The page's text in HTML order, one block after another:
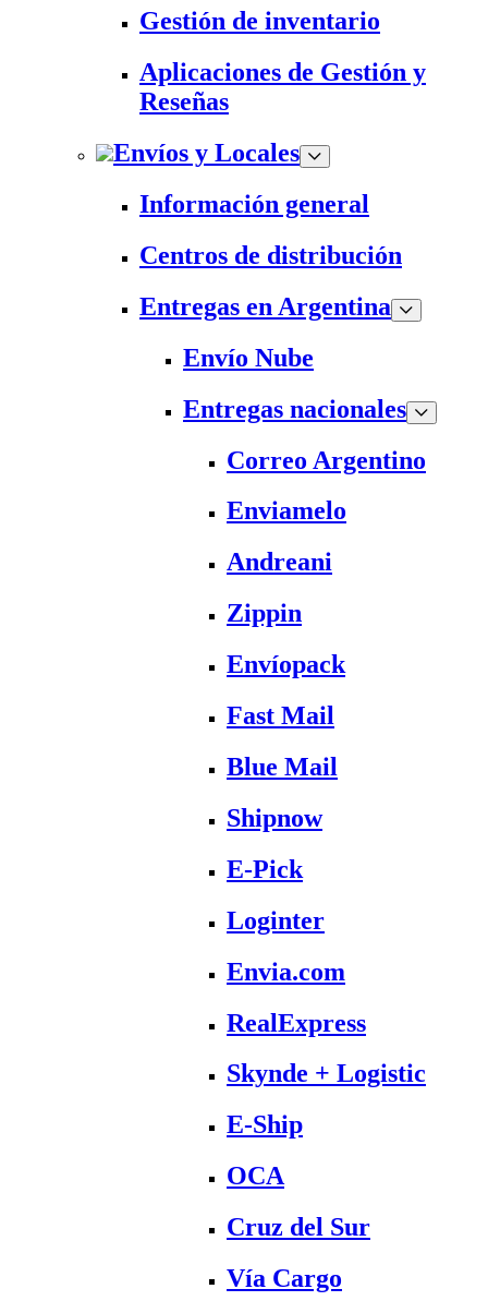
Gestión de inventario
Aplicaciones de Gestión y
Reseñas
Envíos y Locales
Información general
Centros de distribución
Entregas en Argentina
Envío Nube
Entregas nacionales
Correo Argentino
Enviamelo
Andreani
Zippin
Envíopack
Fast Mail
Blue Mail
Shipnow
E-Pick
Loginter
Envia.com
RealExpress
Skynde + Logistic
E-Ship
OCA
Cruz del Sur
Vía Cargo